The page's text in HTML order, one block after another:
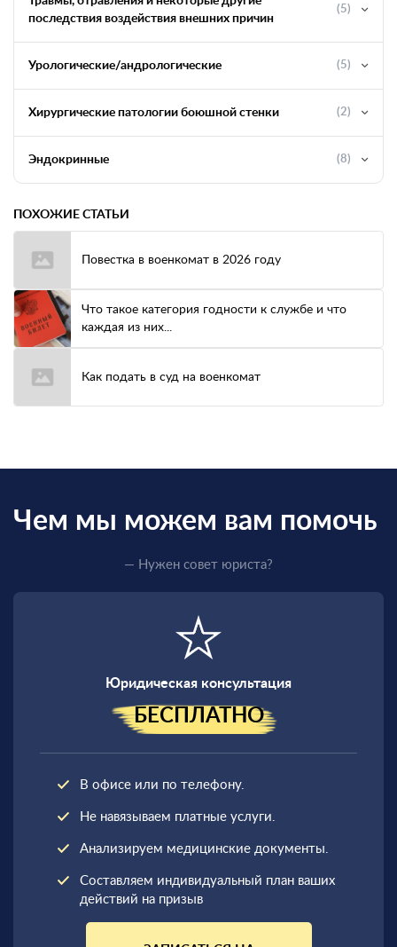
последствия воздействия внешних причин
(5)
Урологические/андрологические (5)
Хирургические патологии боюшной стенки (2)
Эндокринные (8)
ПОХОЖИЕ СТАТЬИ
Повестка в военкомат в 2026 году
Что такое категория годности к службе и что
каждая из них...
Как подать в суд на военкомат
Чем мы можем вам помочь
— Нужен совет юриста?
Юридическая консультация
БЕСПЛАТНО
В офисе или по телефону.
Не навязываем платные услуги.
Анализируем медицинские документы.
Составляем индивидуальный план ваших
действий на призыв